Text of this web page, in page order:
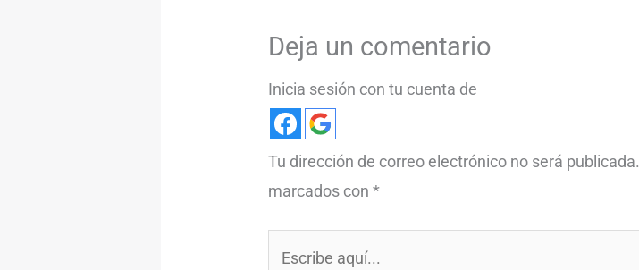
Deja un comentario
Inicia sesión con tu cuenta de
Tu dirección de correo electrónico no será publicada.
marcados con*